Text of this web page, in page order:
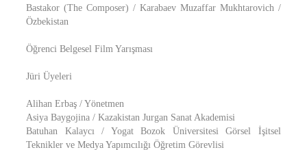
Bastakor (The Сomposer) / Karabaev Muzaffar Mukhtarovich /
Özbekistan
Öğrenci Belgesel Film Yarışması
Jüri Üyeleri
Alihan Erbaş / Yönetmen
Asiya Baygojina / Kazakistan Jurgan Sanat Akademisi
Batuhan Kalaycı / Yogat Bozok Üniversitesi Görsel İşitsel
Teknikler ve Medya Yapımcılığı Öğretim Görevlisi